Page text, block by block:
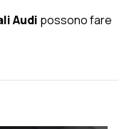
Audi possono fare